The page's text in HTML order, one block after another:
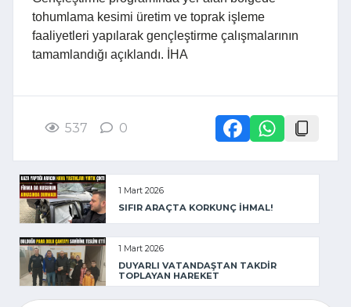
tohumlama kesimi üretim ve toprak işleme
faaliyetleri yapılarak gençleştirme çalışmalarının
tamamlandığı açıklandı. İHA
537 0
1 Mart 2026
SIFIR ARAÇTA KORKUNÇ İHMAL!
1 Mart 2026
DUYARLI VATANDAŞTAN TAKDİR
TOPLAYAN HAREKET